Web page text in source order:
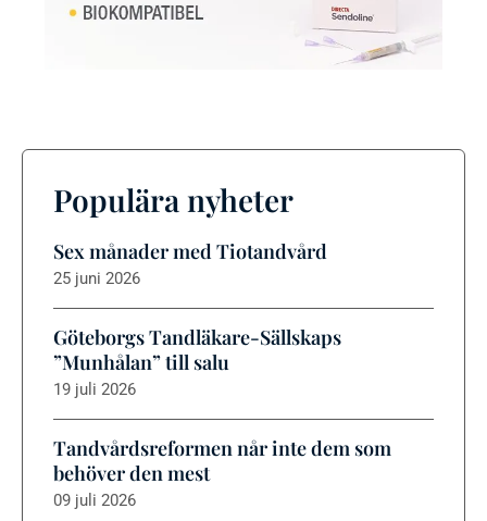
Populära nyheter
Sex månader med Tiotandvård
25 juni 2026
Göteborgs Tandläkare-Sällskaps
”Munhålan” till salu
19 juli 2026
Tandvårdsreformen når inte dem som
behöver den mest
09 juli 2026